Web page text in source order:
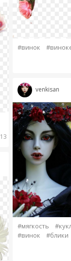
13
#винок
venkisan
#мягкость
#винок
#блики